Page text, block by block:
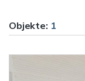
Objekte: 1